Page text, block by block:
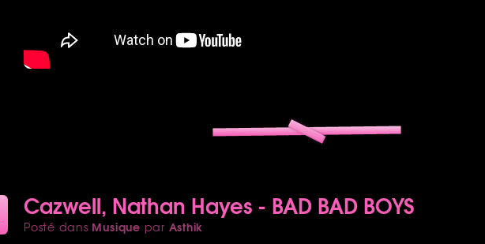
Cazwell, Nathan Hayes - BAD BAD BOYS
Posté dans Musique par Asthik